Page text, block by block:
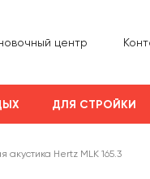
центр
ДЛЯ СТРОЙКИ
акустика Hertz MLK 165.3